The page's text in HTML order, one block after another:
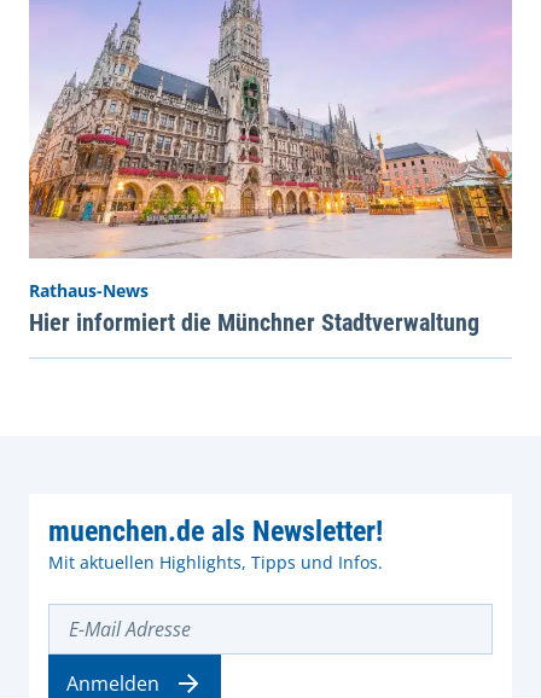
Rathaus-News
Hier informiert die Münchner Stadtverwaltung
muenchen.de als Newsletter!
Mit aktuellen Highlights, Tipps und Infos.
Anmelden